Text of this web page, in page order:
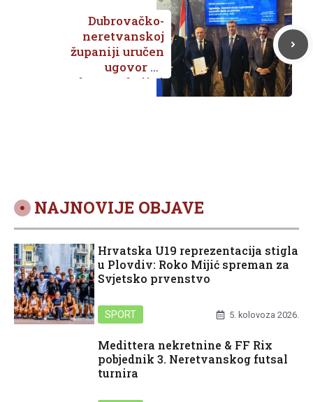
Dubrovačko-
neretvanskoj
županiji uručen
ugovor za
rekonstrukciju i
dogradnju OŠ don
NAJNOVIJE OBJAVE
Hrvatska U19 reprezentacija stigla
u Plovdiv: Roko Mijić spreman za
Svjetsko prvenstvo
SPORT 5. kolovoza 2026.
Medittera nekretnine & FF Rix
pobjednik 3. Neretvanskog futsal
turnira